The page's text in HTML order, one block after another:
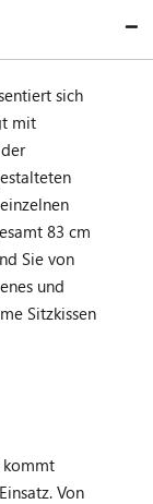
sich
mit
83 cm
Sie von
und
Sitzkissen
kommt
Von